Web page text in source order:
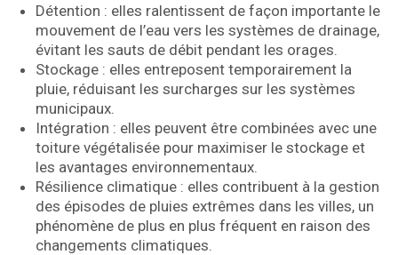
Détention : elles ralentissent de façon importante le
mouvement de l’eau vers les systèmes de drainage,
évitant les sauts de débit pendant les orages.
Stockage : elles entreposent temporairement la
pluie, réduisant les surcharges sur les systèmes
municipaux.
Intégration : elles peuvent être combinées avec une
toiture végétalisée pour maximiser le stockage et
les avantages environnementaux.
Résilience climatique : elles contribuent à la gestion
des épisodes de pluies extrêmes dans les villes, un
phénomène de plus en plus fréquent en raison des
changements climatiques.